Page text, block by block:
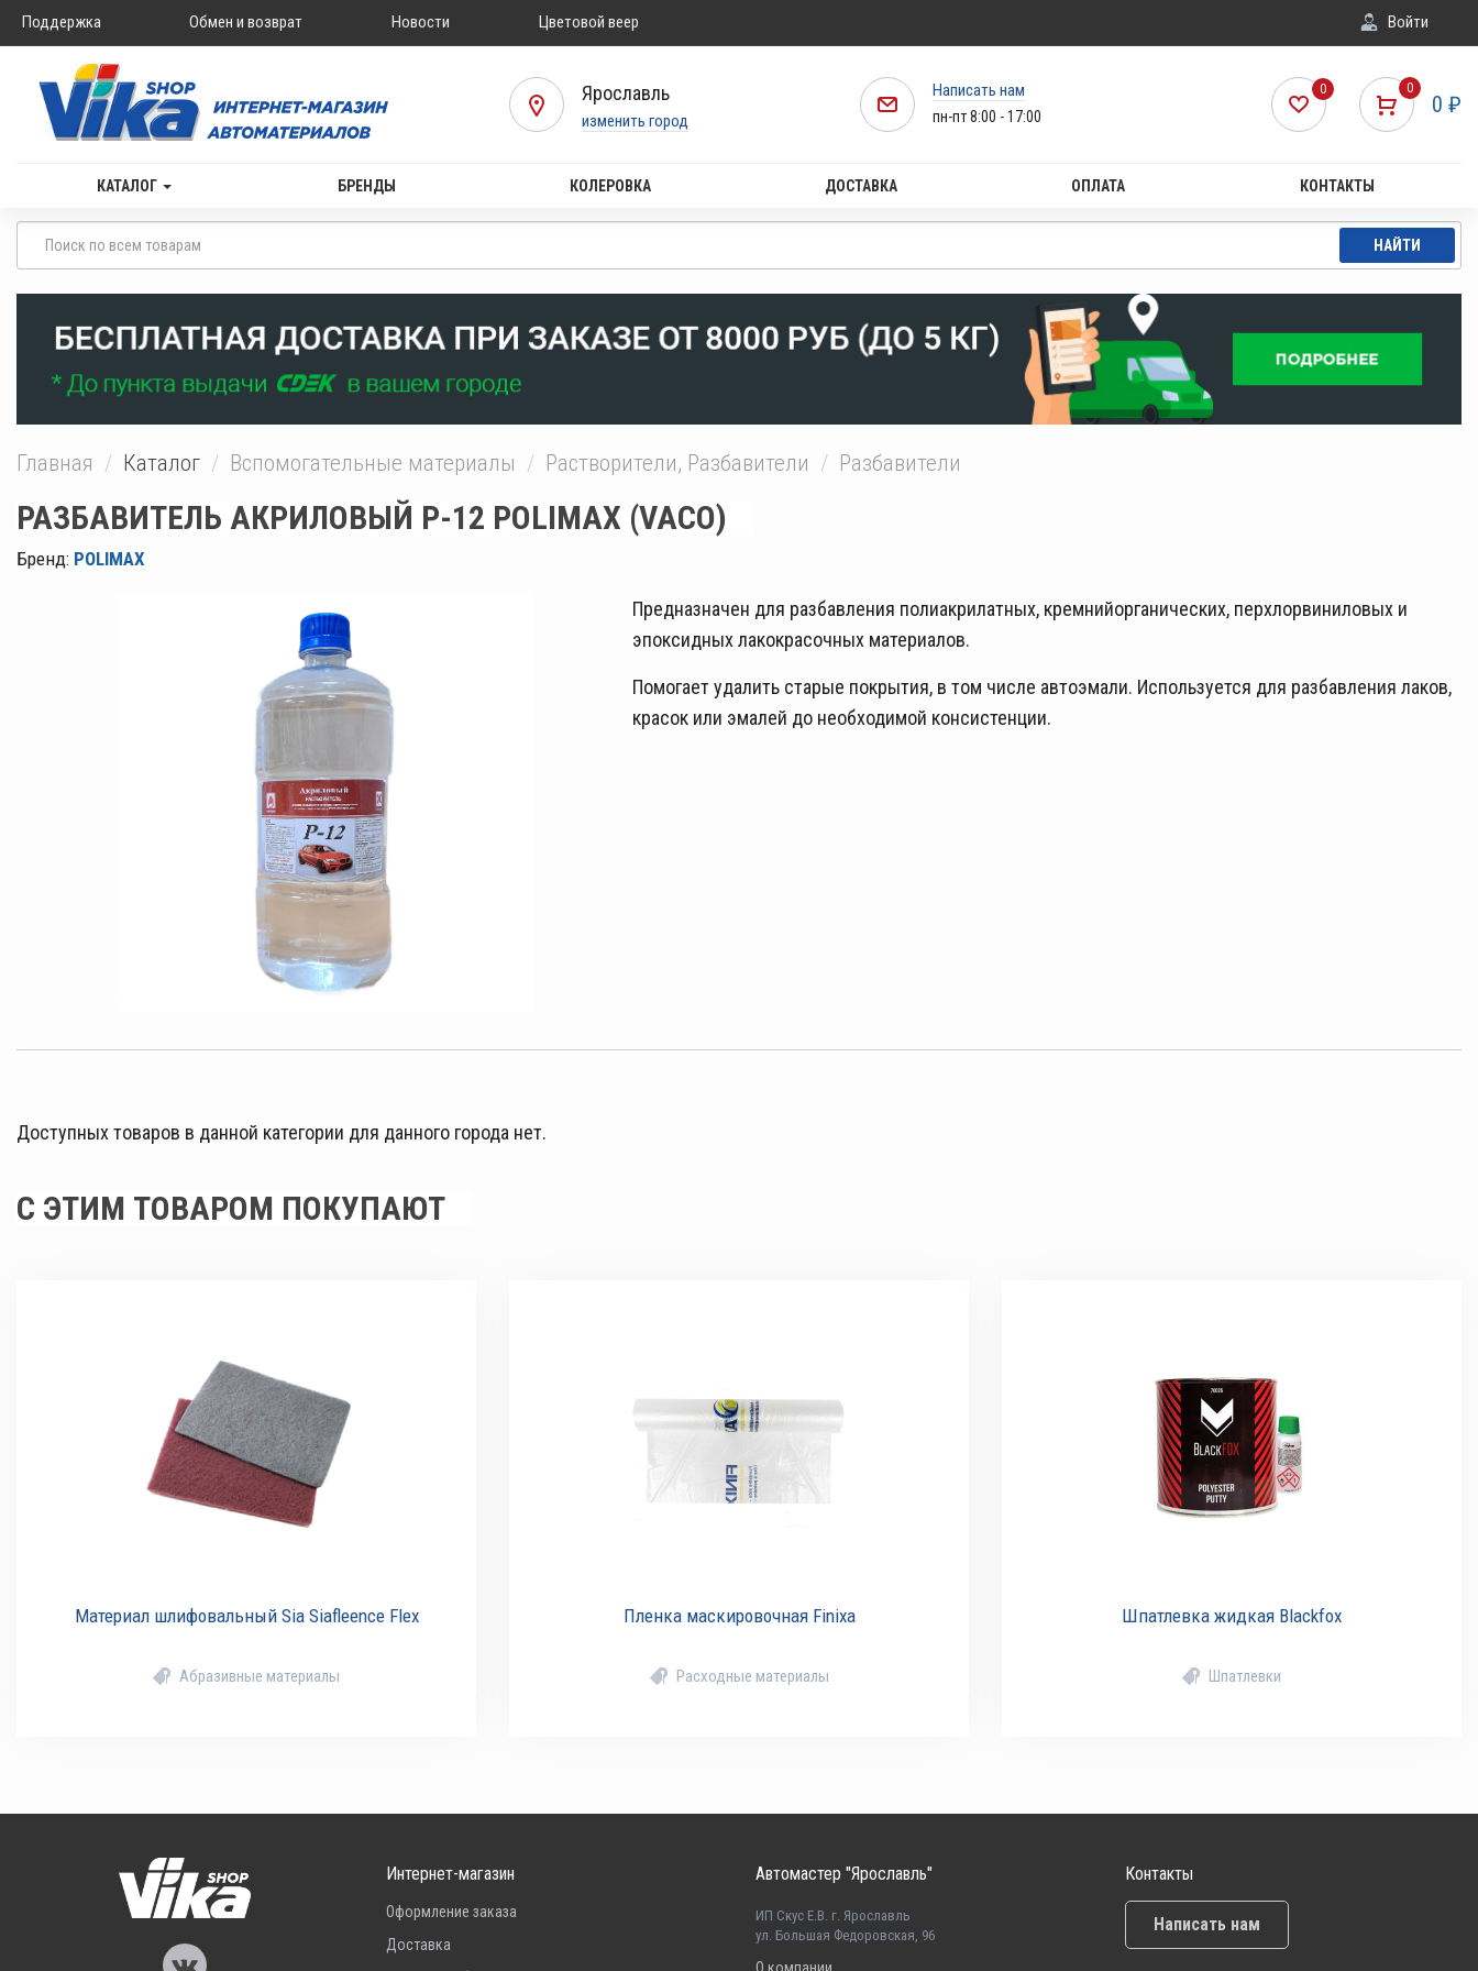
Поддержка Обмен и возврат Новости Цветовой веер Войти
Ярославль
изменить город
Написать нам
пн-пт 8:00 - 17:00
0
0 ₽
0
КАТАЛОГ БРЕНДЫ КОЛЕРОВКА ДОСТАВКА ОПЛАТА КОНТАКТЫ
НАЙТИ
Главная Каталог Вспомогательные материалы Растворители, Разбавители Разбавители
РАЗБАВИТЕЛЬ АКРИЛОВЫЙ Р-12 POLIMAX (VACO)
Бренд: POLIMAX
Предназначен для разбавления полиакрилатных, кремнийорганических, перхлорвиниловых и
эпоксидных лакокрасочных материалов.
Помогает удалить старые покрытия, в том числе автоэмали. Используется для разбавления лаков,
красок или эмалей до необходимой консистенции.
Доступных товаров в данной категории для данного города нет.
С ЭТИМ ТОВАРОМ ПОКУПАЮТ
Материал шлифовальный Sia Siafleence Flex
Абразивные материалы
Пленка маскировочная Finixa
Расходные материалы
Шпатлевка жидкая Blackfox
Шпатлевки
Интернет-магазин
Оформление заказа
Доставка
Автомастер "Ярославль"
ИП Скус Е.В. г. Ярославль
ул. Большая Федоровская, 96
Контакты
Написать нам